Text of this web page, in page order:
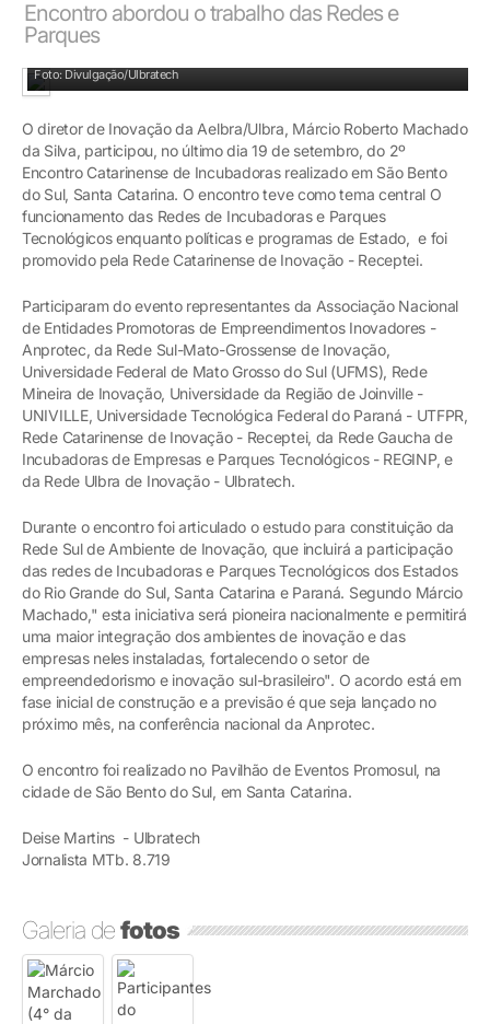
Encontro abordou o trabalho das Redes e
Parques
Foto: Divulgação/Ulbratech
O diretor de Inovação da Aelbra/Ulbra, Márcio Roberto Machado
da Silva, participou, no último dia 19 de setembro, do 2º
Encontro Catarinense de Incubadoras realizado em São Bento
do Sul, Santa Catarina. O encontro teve como tema central O
funcionamento das Redes de Incubadoras e Parques
Tecnológicos enquanto políticas e programas de Estado, e foi
promovido pela Rede Catarinense de Inovação - Receptei.
Participaram do evento representantes da Associação Nacional
de Entidades Promotoras de Empreendimentos Inovadores -
Anprotec, da Rede Sul-Mato-Grossense de Inovação,
Universidade Federal de Mato Grosso do Sul (UFMS), Rede
Mineira de Inovação, Universidade da Região de Joinville -
UNIVILLE, Universidade Tecnológica Federal do Paraná - UTFPR,
Rede Catarinense de Inovação - Receptei, da Rede Gaucha de
Incubadoras de Empresas e Parques Tecnológicos - REGINP, e
da Rede Ulbra de Inovação - Ulbratech.
Durante o encontro foi articulado o estudo para constituição da
Rede Sul de Ambiente de Inovação, que incluirá a participação
das redes de Incubadoras e Parques Tecnológicos dos Estados
do Rio Grande do Sul, Santa Catarina e Paraná. Segundo Márcio
Machado," esta iniciativa será pioneira nacionalmente e permitirá
uma maior integração dos ambientes de inovação e das
empresas neles instaladas, fortalecendo o setor de
empreendedorismo e inovação sul-brasileiro". O acordo está em
fase inicial de construção e a previsão é que seja lançado no
próximo mês, na conferência nacional da Anprotec.
O encontro foi realizado no Pavilhão de Eventos Promosul, na
cidade de São Bento do Sul, em Santa Catarina.
Deise Martins - Ulbratech
Jornalista MTb. 8.719
Galeria defotos